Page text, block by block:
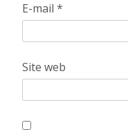
E-mail *
Site web